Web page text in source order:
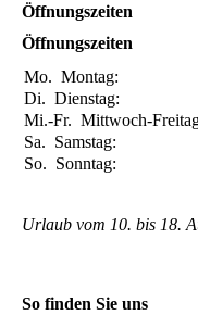
Öffnungszeiten
Öffnungszeiten
Mo. Montag:
Di. Dienstag:
Mi.-Fr. Mittwoch-
Sa. Samstag:
So. Sonntag:
Urlaub vom 10. bis 18.
So finden Sie uns